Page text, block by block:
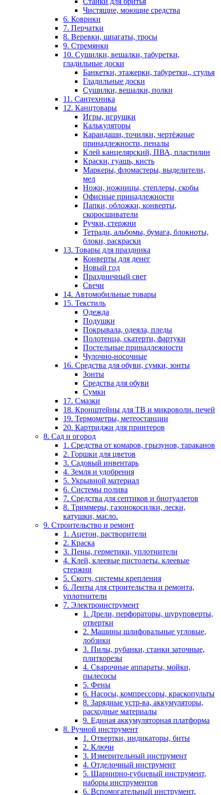
Чистящие, моющие средства
6. Коврики
7. Перчатки
8. Веревки, шпагаты, тросы
9. Стремянки
10. Сушилки, вешалки, табуретки,
гладильные доски
Банкетки, этажерки, табуретки,, стулья
Гладильные доски
Сушилки, вешалки, полки
11. Сантехника
12. Канцтовары
Игры, игрушки
Калькуляторы
Карандаши, точилки, чертёжные
принадлежности, пеналы
Клей канцелярский, ПВА, пластилин
Краски, гуашь, кисть
Маркеры, фломастеры, выделители,
мел
Ножи, ножницы, степлеры, скобы
Офисные принадлежности
Папки, обложки, конверты,
скоросшиватели
Ручки, стержни
Тетради, альбомы, бумага, блокноты,
блоки, раскраски
13. Товары для праздника
Конверты для денег
Новый год
Праздничный свет
Свечи
14. Автомобильные товары
15. Текстиль
Одежда
Подушки
Покрывала, одеяла, пледы
Полотенца, скатерти, фартуки
Постельные принадлежности
Чулочно-носочные
16. Средства для обуви, сумки, зонты
Зонты
Средства для обуви
Сумки
17. Смазки
18. Кронштейны для ТВ и микроволн. печей
19. Термометры, метеостанции
20. Картриджи для принтеров
8. Сад и огород
1. Средства от комаров, грызунов, тараканов
2. Горшки для цветов
3. Садовый инвентарь
4. Земля и удобрения
5. Укрывной материал
6. Системы полива
7. Средства для септиков и биотуалетов
8. Триммеры, газонокосилки, лески,
катушки, масло.
9. Строительство и ремонт
1. Ацетон, растворители
2. Краска
3. Пены, герметики, уплотнители
4. Клей, клеевые пистолеты. клеевые
стержни
5. Скотч, системы крепления
6. Ленты для строительства и ремонта,
уплотнители
7. Электроинструмент
1. Дрели, перфораторы, шуруповерты,
отвертки
2. Машины шлифовальные угловые,
лобзики
3. Пилы, рубанки, станки заточные,
плиткорезы
4. Сварочные аппараты, мойки,
пылесосы
5. Фены
6. Насосы, компрессоры, краскопульты
8. Зарядные устр-ва, аккумуляторы,
расходные материалы
9. Единая аккумуляторная платформа
8. Ручной инструмент
1. Отвертки, индикаторы, биты
2. Ключи
3. Измерительный инструмент
4. Отделочный инструмент
5. Шарнирно-губцевый инструмент,
наборы инструментов
6. Вспомогательный инструмент,